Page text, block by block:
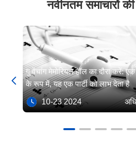
नवीनतम समाचारों
गु वेंचांग मेमोरियल हॉल का दौरा करें:
के रूप में, यह एक पार्टी को लाभ देता है
10-23 2024
